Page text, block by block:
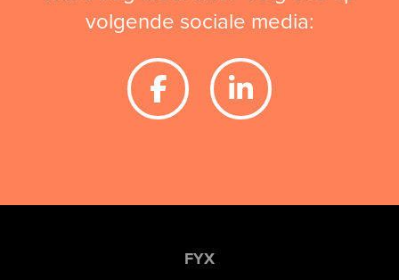
volgende sociale media:
FYX